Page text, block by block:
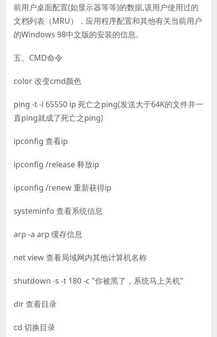
前用户桌面配置(如显示器等等)的数据,该用户使用过的
文档列表（MRU），应用程序配置和其他有关当前用户
的Windows 98中文版的安装的信息。
五、CMD命令
color 改变cmd颜色
ping -t -l 65550 ip 死亡之ping(发送大于64K的文件并一
直ping就成了死亡之ping)
ipconfig 查看ip
ipconfig /release 释放ip
ipconfig /renew 重新获得ip
systeminfo 查看系统信息
arp -a arp 缓存信息
net view 查看局域网内其他计算机名称
shutdown -s -t 180 -c "你被黑了，系统马上关机"
dir 查看目录
cd 切换目录